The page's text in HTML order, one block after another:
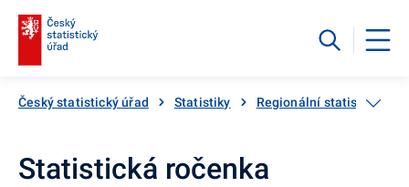
Český statistický úřad Statistiky Regionální statistiky
Statistická ročenka